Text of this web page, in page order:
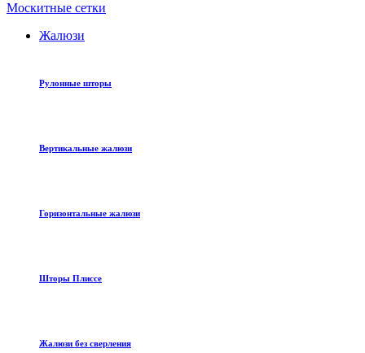
Москитные сетки
Жалюзи
Рулонные шторы
Вертикальные жалюзи
Горизонтальные жалюзи
Шторы Плиссе
Жалюзи без сверления